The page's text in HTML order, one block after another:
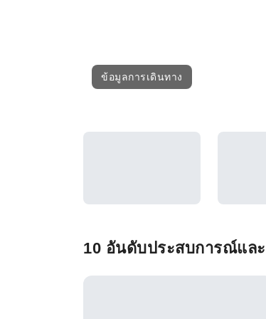
ข้อมูลการเดินทาง
10 อันดับประสบการณ์แล